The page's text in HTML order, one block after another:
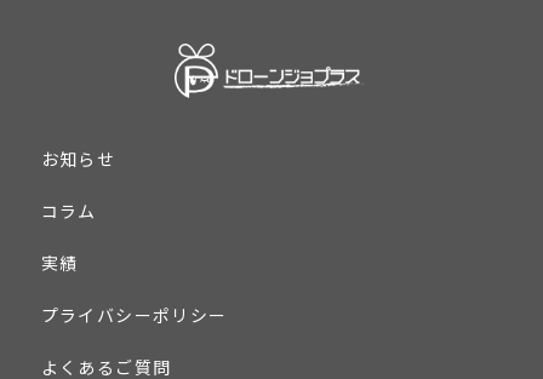
お知らせ
コラム
実績
プライバシーポリシー
よくあるご質問